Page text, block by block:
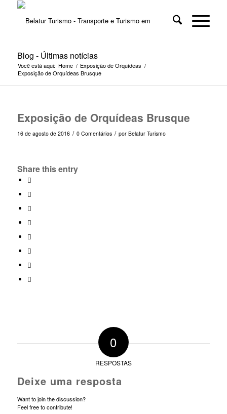
Blog - Últimas notícias
Você está aqui: Home / Exposição de Orquídeas /
Exposição de Orquídeas Brusque
Exposição de Orquídeas Brusque
16 de agosto de 2016 / 0 Comentários / por Belatur Turismo
Share this entry
0
RESPOSTAS
Deixe uma resposta
Want to join the discussion?
Feel free to contribute!